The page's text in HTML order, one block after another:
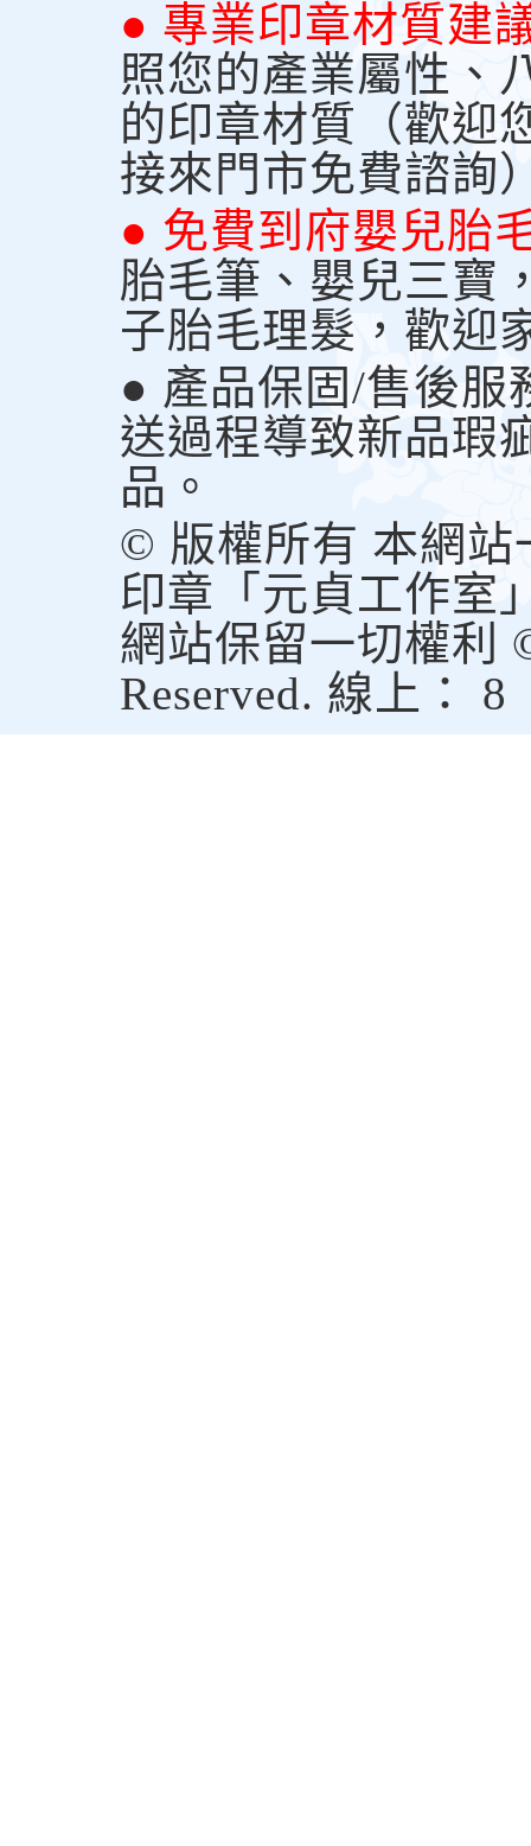
● 專業印章材質建
照您的產業屬性、
的印章材質（歡迎
接來門市免費諮詢
● 免費到府嬰兒胎
胎毛筆、嬰兒三寶
子胎毛理髮，歡迎
● 產品保固/售後服
送過程導致新品瑕
品。
© 版權所有 本網站
印章「元貞工作室
網站保留一切權利
Reserved. 線上： 8